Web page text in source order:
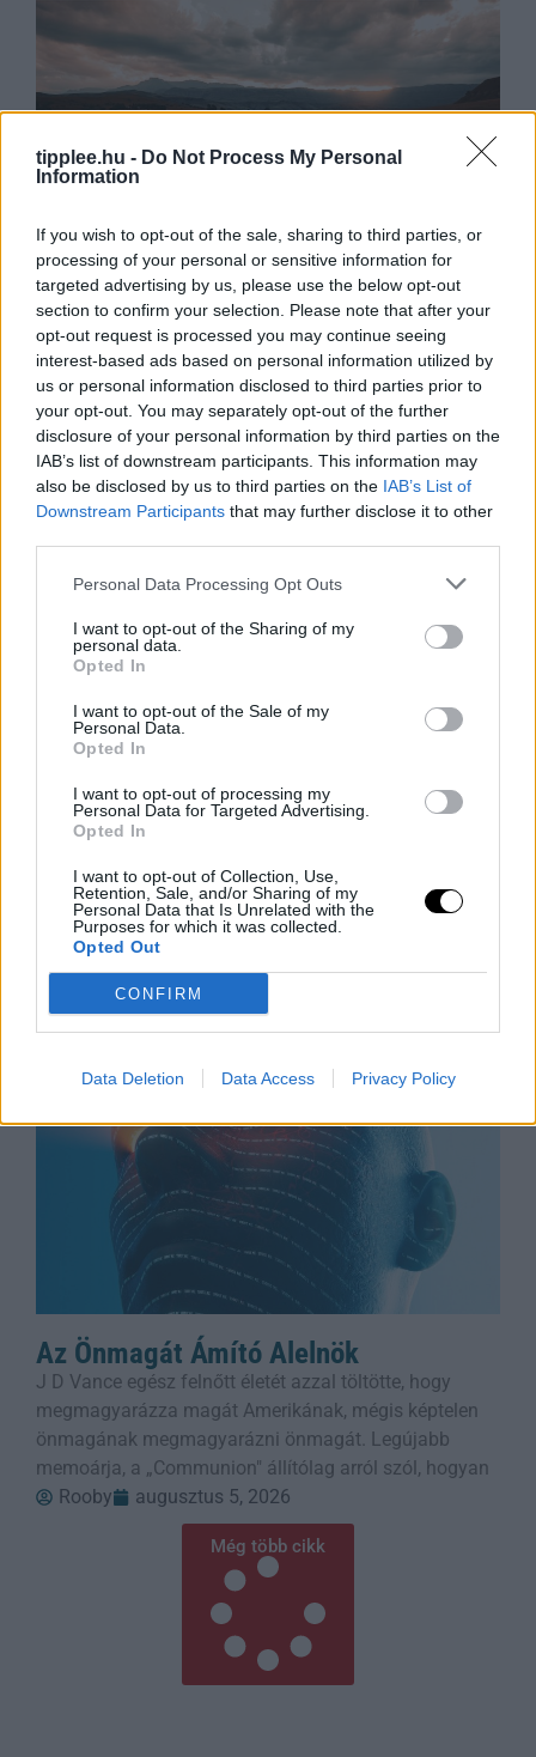
tipplee.hu - Do Not Process My Personal
Information
If you wish to opt-out of the sale, sharing to third parties, or
processing of your personal or sensitive information for
targeted advertising by us, please use the below opt-out
section to confirm your selection. Please note that after your
opt-out request is processed you may continue seeing
interest-based ads based on personal information utilized by
us or personal information disclosed to third parties prior to
your opt-out. You may separately opt-out of the further
disclosure of your personal information by third parties on the
IAB’s list of downstream participants. This information may
also be disclosed by us to third parties on the IAB’s List of
Downstream Participants that may further disclose it to other
Personal Data Processing Opt Outs
I want to opt-out of the Sharing of my
personal data.
Opted In
I want to opt-out of the Sale of my
Personal Data.
Opted In
I want to opt-out of processing my
Personal Data for Targeted Advertising.
Opted In
I want to opt-out of Collection, Use,
Retention, Sale, and/or Sharing of my
Personal Data that Is Unrelated with the
Purposes for which it was collected.
Opted Out
CONFIRM
Data Deletion Data Access Privacy Policy
Duna Rekord Alacsony Vízszintje:
Bénul a Paksi Atomerőmű
A Duna vízszintje rekordalacsony szintre süllyedt
Európa szárazsága miatt, ami miatt Magyarország
kénytelen volt leállítani egyetlen atomerőművét, a
Paksi Atomerőművet. A szovjet korszakból származó
reaktorok
Rooby
augusztus 5, 2026
Aszály és hőség: bezárják a
pisztrángvizeket
LIVINGSTON, Mont. (AP) – A hőség miatt rekordmagas
vízhőmérséklet veszélyezteti a pisztrángállományt,
ezért az Egyesült Államok nyugati államaiban délutáni
horgászati tilalmakat vezettek be. A klímaváltozás
Rooby
augusztus 5, 2026
Az Önmagát Ámító Alelnök
J D Vance egész felnőtt életét azzal töltötte, hogy
megmagyarázza magát Amerikának, mégis képtelen
önmagának megmagyarázni önmagát. Legújabb
memoárja, a „Communion" állítólag arról szól, hogyan
Rooby
augusztus 5, 2026
Még több cikk